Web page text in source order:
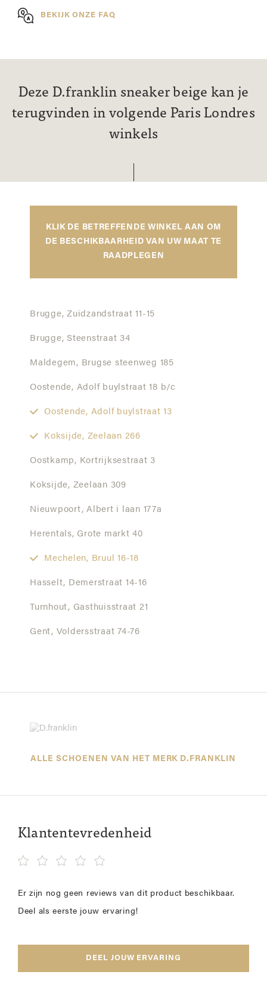
BEKIJK ONZE FAQ
Deze D.franklin sneaker beige kan je
terugvinden in volgende Paris Londres
winkels
KLIK DE BETREFFENDE WINKEL AAN OM
DE BESCHIKBAARHEID VAN UW MAAT TE
RAADPLEGEN
Brugge, Zuidzandstraat 11-15
Brugge, Steenstraat 34
Maldegem, Brugse steenweg 185
Oostende, Adolf buylstraat 18 b/c
Oostende, Adolf buylstraat 13
Koksijde, Zeelaan 266
Oostkamp, Kortrijksestraat 3
Koksijde, Zeelaan 309
Nieuwpoort, Albert i laan 177a
Herentals, Grote markt 40
Mechelen, Bruul 16-18
Hasselt, Demerstraat 14-16
Turnhout, Gasthuisstraat 21
Gent, Voldersstraat 74-76
ALLE SCHOENEN VAN HET MERK D.FRANKLIN
Klantentevredenheid
Er zijn nog geen reviews van dit product beschikbaar.
Deel als eerste jouw ervaring!
DEEL JOUW ERVARING